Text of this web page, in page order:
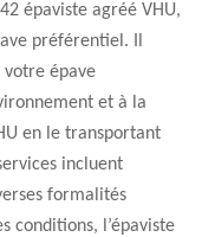
épaviste agréé VHU,
préférentiel. Il
votre épave
et à la
en le transportant
incluent
formalités
conditions, l’épaviste